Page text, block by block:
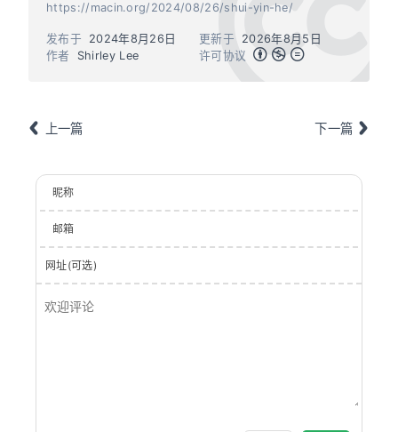
https://macin.org/2024/08/26/shui-yin-he/
作者 Shirley Lee
发布于 2024年8月26日 更新于
2026年8月5日
许可协议
上一篇 下一篇
昵称
邮箱
网址(可选)